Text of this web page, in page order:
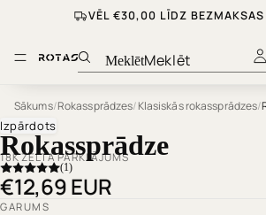
VĒL €30,00 LĪDZ BEZMAKSAS
Meklēt
Sākums/Rokassprādzes/Klasiskās rokassprādzes/
Izpārdots
Rokassprādze
18K ZELTA PĀRKLĀJUMS
(1)
€12,69 EUR
GARUMS